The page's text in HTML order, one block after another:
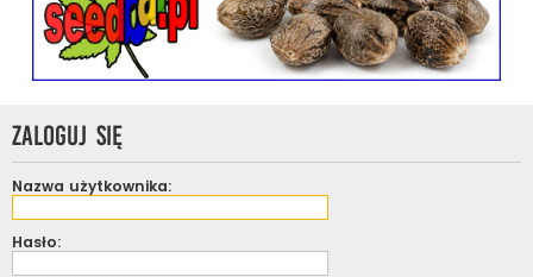
Zaloguj się
Nazwa użytkownika:
Hasło: